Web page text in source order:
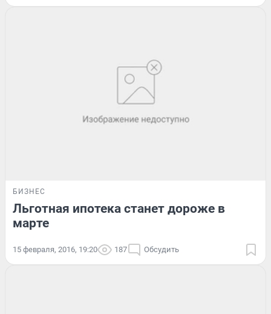
БИЗНЕС
Льготная ипотека станет дороже в
марте
15 февраля, 2016, 19:20 187 Обсудить